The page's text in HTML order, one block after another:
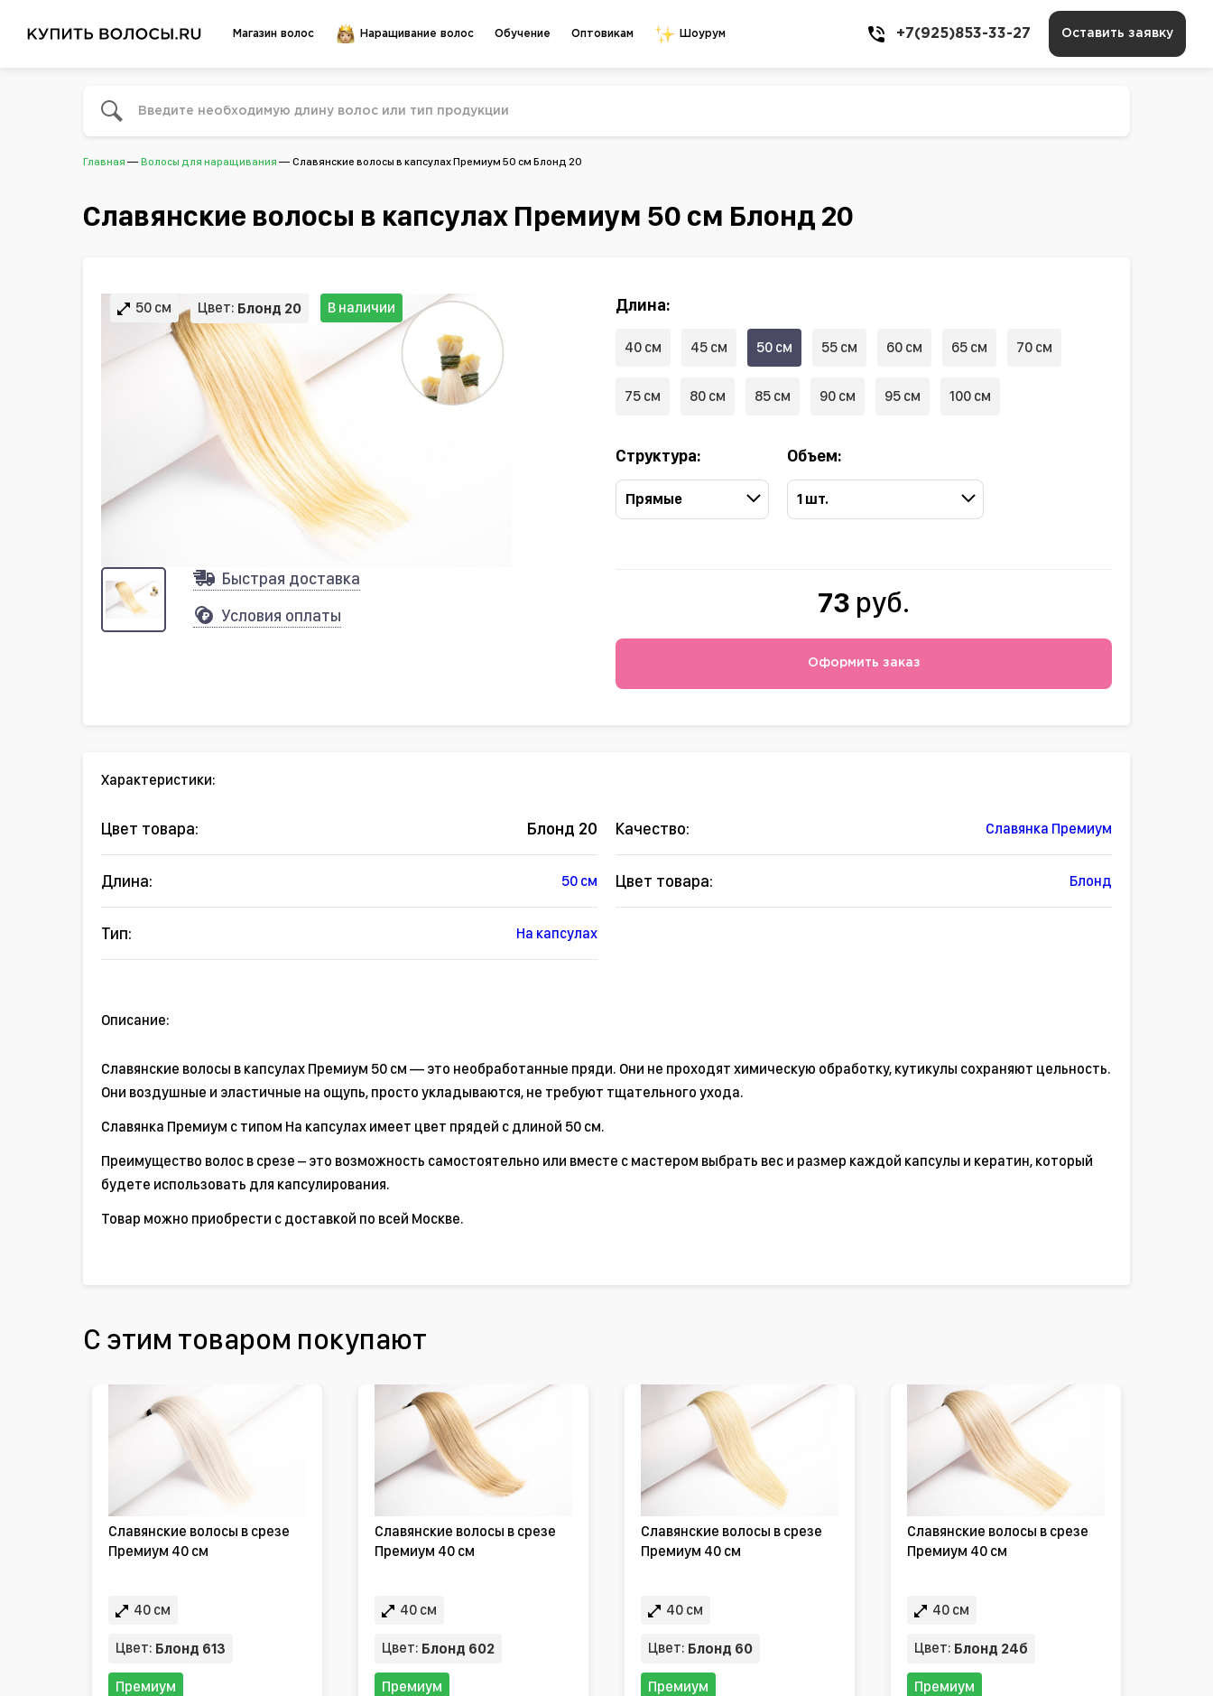
Магазин волос Наращивание волос Обучение Оптовикам Шоурум +7(925)853-33-27 Оставить заявку
Главная Волосы для наращивания Славянские волосы в капсулах Премиум 50 см Блонд 20
Славянские волосы в капсулах Премиум 50 см Блонд 20
50 см Цвет: Блонд 20 В наличии
Быстрая доставка
Условия оплаты
Длина:
40 см 45 см 50 см 55 см 60 см 65 см 70 см
75 см 80 см 85 см 90 см 95 см 100 см
Структура:
Прямые
Объем:
1 шт.
73 руб.
Оформить заказ
Характеристики:
Цвет товара: Блонд 20 Качество: Славянка Премиум
Длина: 50 см Цвет товара: Блонд
Тип: На капсулах
Описание:
Славянские волосы в капсулах Премиум 50 см — это необработанные пряди. Они не проходят химическую обработку, кутикулы сохраняют цельность.
Они воздушные и эластичные на ощупь, просто укладываются, не требуют тщательного ухода.
Славянка Премиум с типом На капсулах имеет цвет прядей с длиной 50 см.
Преимущество волос в срезе – это возможность самостоятельно или вместе с мастером выбрать вес и размер каждой капсулы и кератин, который
будете использовать для капсулирования.
Товар можно приобрести с доставкой по всей Москве.
С этим товаром покупают
Славянские волосы в срезе
Премиум 40 см
40 см
Цвет: Блонд 613
Премиум
Славянские волосы в срезе
Премиум 40 см
40 см
Цвет: Блонд 602
Премиум
Славянские волосы в срезе
Премиум 40 см
40 см
Цвет: Блонд 60
Премиум
Славянские волосы в срезе
Премиум 40 см
40 см
Цвет: Блонд 24б
Премиум